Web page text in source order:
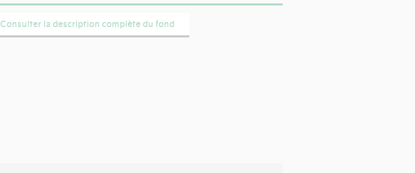
Consulter la description complète du fond